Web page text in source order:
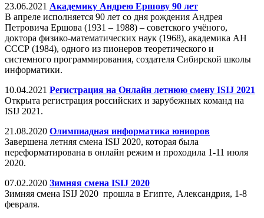
23.06.2021 Академику Андрею Ершову 90 лет
В апреле исполняется 90 лет со дня рождения Андрея
Петровича Ершова (1931 – 1988) – советского учёного,
доктора физико-математических наук (1968), академика АН
СССР (1984), одного из пионеров теоретического и
системного программирования, создателя Сибирской школы
информатики.
10.04.2021 Регистрация на Онлайн летнюю смену ISIJ 2021
Открыта регистрация российских и зарубежных команд на
ISIJ 2021.
21.08.2020 Олимпиадная информатика юниоров
Завершена летняя смена ISIJ 2020, которая была
переформатирована в онлайн режим и проходила 1-11 июля
2020.
07.02.2020 Зимняя смена ISIJ 2020
Зимняя смена ISIJ 2020 прошла в Египте, Александрия, 1-8
февраля.